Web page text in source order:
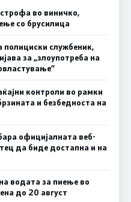
во виничко,
со брусилица
службеник,
за „злоупотреба на
контроли во рамки
и безбедноста на
официјалната веб-
да биде достапна и на
водата за пиење во
до 20 август